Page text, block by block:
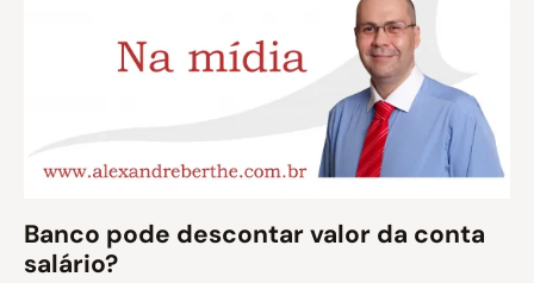
Banco pode descontar valor da conta
salário?